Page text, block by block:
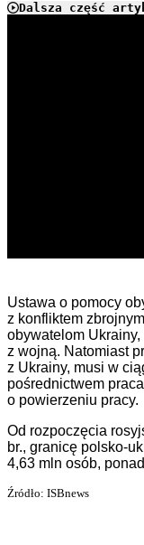
Dalsza część
Ustawa o pomocy
z konfliktem
obywatelom
z wojną. Natomiast
z Ukrainy, musi w
pośrednictwem
o powierzeniu pracy.
Od rozpoczęcia
br., granicę polsko-
4,63 mln osób,
Źródło: ISBnews